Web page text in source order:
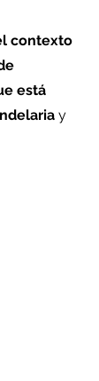
contexto
está
y